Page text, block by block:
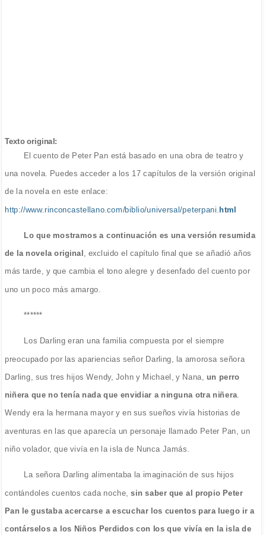
Texto original:
El cuento de Peter Pan está basado en una obra de teatro y
una novela. Puedes acceder a los 17 capítulos de la versión original
de la novela en este enlace:
http://www.rinconcastellano.com/biblio/universal/peterpani. html
Lo que mostramos a continuación es una versión resumida
de la novela original , excluido el capítulo final que se añadió años
más tarde, y que cambia el tono alegre y desenfado del cuento por
uno un poco más amargo.
******
Los Darling eran una familia compuesta por el siempre
preocupado por las apariencias señor Darling, la amorosa señora
Darling, sus tres hijos Wendy, John y Michael, y Nana, un perro
niñera que no tenía nada que envidiar a ninguna otra niñera
Wendy era la hermana mayor y en sus sueños vivía historias de
aventuras en las que aparecía un personaje llamado Peter Pan, un
niño volador, que vivía en la isla de Nunca Jamás.
La señora Darling alimentaba la imaginación de sus hijos
contándoles cuentos cada noche, sin saber que al propio Peter
Pan le gustaba acercarse a escuchar los cuentos para luego ir a
contárselos a los Niños Perdidos con los que vivía en la isla de